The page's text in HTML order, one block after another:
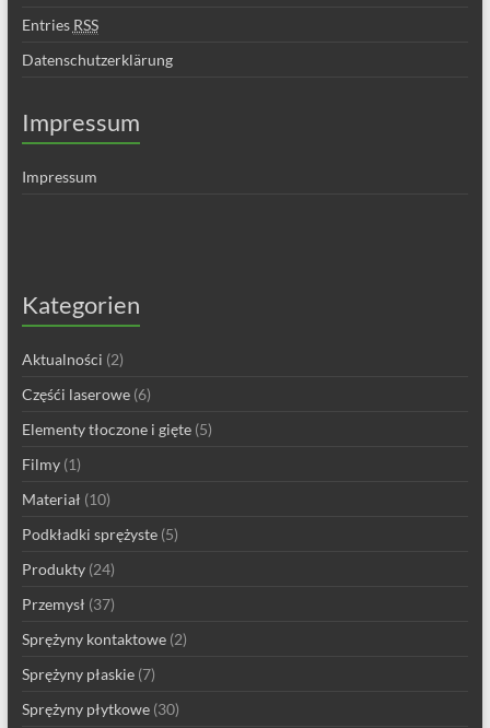
Entries RSS
Datenschutzerklärung
Impressum
Impressum
Kategorien
Aktualności (2)
Częśći laserowe(6)
Elementy tłoczone i gięte(5)
Filmy(1)
Materiał (10)
Podkładki sprężyste(5)
Produkty(24)
Przemysł (37)
Sprężyny kontaktowe(2)
Sprężyny płaskie(7)
Sprężyny płytkowe(30)